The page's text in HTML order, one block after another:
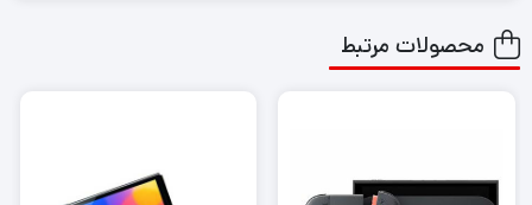
محصولات مرتبط